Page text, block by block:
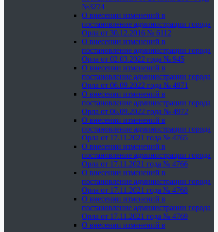
№3274
О внесении изменений в
постановление администрации города
Орла от 30.12.2016 № 6112
О внесении изменений в
постановление администрации города
Орла от 02.03.2022 года № 945
О внесении изменений в
постановление администрации города
Орла от 06.09.2022 года № 4971
О внесении изменений в
постановление администрации города
Орла от 06.09.2022 года № 4972
О внесении изменений в
постановление администрации города
Орла от 17.11.2021 года № 4765
О внесении изменений в
постановление администрации города
Орла от 17.11.2021 года № 4766
О внесении изменений в
постановление администрации города
Орла от 17.11.2021 года № 4768
О внесении изменений в
постановление администрации города
Орла от 17.11.2021 года № 4769
О внесении изменений в